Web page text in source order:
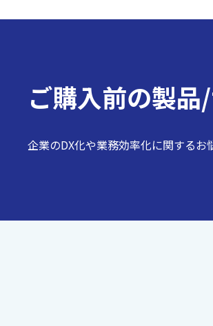
ご購入前の製品
企業のDX化や業務効率化に関するお